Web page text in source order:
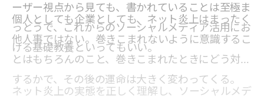
ーザー視点から見ても、書かれていることは至極ま
っとうで、これからのソーシャルメディア活用にお
ける基礎教養といってもいい。
個人としても企業としても、ネット炎上はまったく
他人事ではない。巻きこまれないように意識するこ
とはもちろんのこと、巻きこまれたときにどう対応
するかで、その後の運命は大きく変わってくる。
ネット炎上の実態を正しく理解し、ソーシャルメデ